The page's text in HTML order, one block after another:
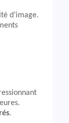
d’image.
.